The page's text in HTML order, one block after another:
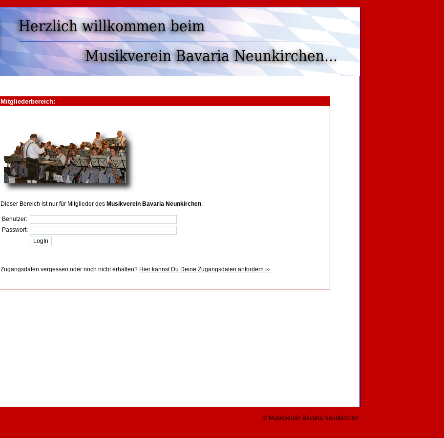
Mitgliederbereich:
Dieser Bereich ist nur für Mitglieder des Musikverein Bavaria Neunkirchen.
Benutzer:
Passwort:
Zugangsdaten vergessen oder noch nicht erhalten? Hier kannst Du Deine Zugangsdaten anfordern >>
© Musikverein Bavaria Neunkirchen